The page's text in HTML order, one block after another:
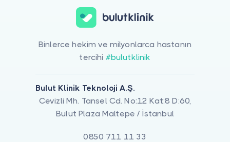
Binlerce hekim ve milyonlarca hastanın
tercihi #bulutklinik
Bulut Klinik Teknoloji A.Ş.
Cevizli Mh. Tansel Cd. No:12 Kat:8 D:60,
Bulut Plaza Maltepe / İstanbul
0850 711 11 33